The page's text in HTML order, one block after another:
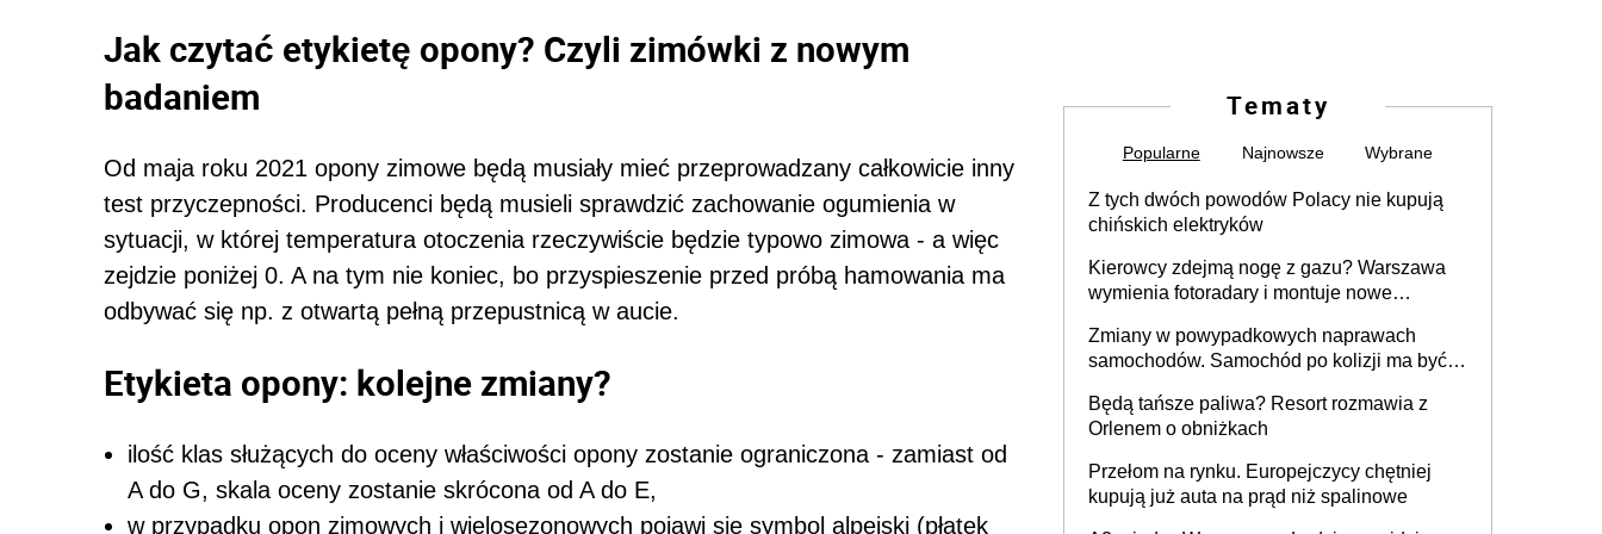
Jak czytać etykietę opony? Czyli zimówki z nowym
badaniem
Od maja roku 2021 opony zimowe będą musiały mieć przeprowadzany całkowicie inny
test przyczepności. Producenci będą musieli sprawdzić zachowanie ogumienia w
sytuacji, w której temperatura otoczenia rzeczywiście będzie typowo zimowa - a więc
zejdzie poniżej 0. A na tym nie koniec, bo przyspieszenie przed próbą hamowania ma
odbywać się np. z otwartą pełną przepustnicą w aucie.
Etykieta opony: kolejne zmiany?
ilość klas służących do oceny właściwości opony zostanie ograniczona - zamiast od
A do G, skala oceny zostanie skrócona od A do E,
w przypadku opon zimowych i wielosezonowych pojawi się symbol alpejski (płatek
Tematy
Popularne Najnowsze Wybrane
Z tych dwóch powodów Polacy nie kupują
chińskich elektryków
Kierowcy zdejmą nogę z gazu? Warszawa
wymienia fotoradary i montuje nowe
Zmiany w powypadkowych naprawach
samochodów. Samochód po kolizji ma być
technologią producenta
Będą tańsze paliwa? Resort rozmawia z
Orlenem o obniżkach
Przełom na rynku. Europejczycy chętniej
kupują już auta na prąd niż spalinowe